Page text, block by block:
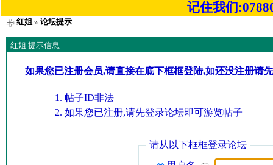
记住我们
红姐» 论坛提示
红姐 提示信息
如果您已注册会员,请直接在底下框框登陆,如还没注册请
帖子ID非法
如果您已注册,请先登录论坛即可游览帖子
请从以下框框登录论坛